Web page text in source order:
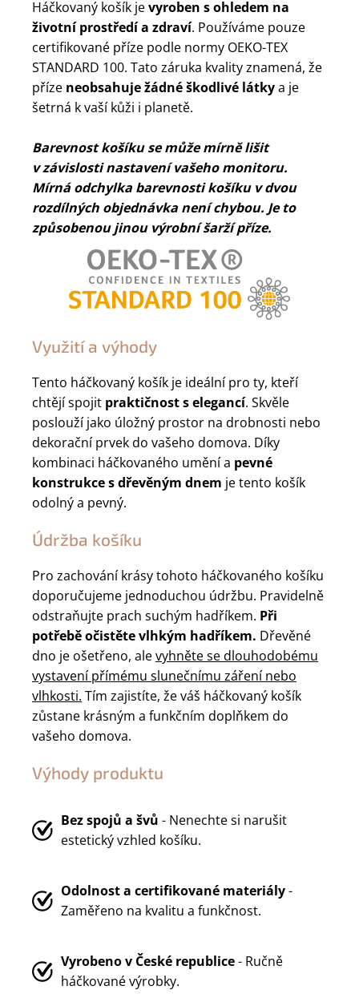
Háčkovaný košík jevyroben s ohledem na
životní prostředí a zdraví. Používáme pouze
certifikované příze podle normy OEKO-TEX
STANDARD 100. Tato záruka kvality znamená, že
příze neobsahuje žádné škodlivé látkya je
šetrná k vaší kůži i planetě.
Barevnost košíku se může mírně lišit
v závislosti nastavení vašeho monitoru.
Mírná odchylka barevnosti košíku v dvou
rozdílných objednávka není chybou. Je to
způsobenou jinou výrobní šarží příze.
Využití a výhody
Tento háčkovaný košík je ideální pro ty, kteří
chtějí spojit praktičnost s elegancí. Skvěle
poslouží jako úložný prostor na drobnosti nebo
dekorační prvek do vašeho domova. Díky
kombinaci háčkovaného umění a pevné
konstrukce s dřevěným dnem je tento košík
odolný a pevný.
Údržba košíku
Pro zachování krásy tohoto háčkovaného košíku
doporučujeme jednoduchou údržbu. Pravidelně
odstraňujte prach suchým hadříkem. Při
potřebě očistěte vlhkým hadříkem. Dřevěné
dno je ošetřeno, alevyhněte se dlouhodobému
vystavení přímému slunečnímu záření nebo
vlhkosti. Tím zajistíte, že váš háčkovaný košík
zůstane krásným a funkčním doplňkem do
vašeho domova.
Výhody produktu
Bez spojů a švů - Nenechte si narušit
estetický vzhled košíku.
Odolnost a certifikované materiály-
Zaměřeno na kvalitu a funkčnost.
Vyrobeno v České republice- Ručně
háčkované výrobky.